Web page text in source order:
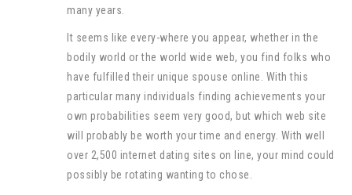
many years.
It seems like every-where you appear, whether in the
bodily world or the world wide web, you find folks who
have fulfilled their unique spouse online. With this
particular many individuals finding achievements your
own probabilities seem very good, but which web site
will probably be worth your time and energy. With well
over 2,500 internet dating sites on line, your mind could
possibly be rotating wanting to chose.